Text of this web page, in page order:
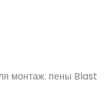
монтаж. пены Blast